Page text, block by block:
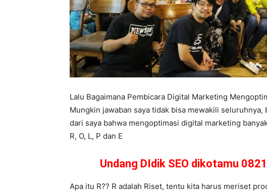
Lalu Bagaimana Pembicara Digital Marketing
Mungkin jawaban saya tidak bisa mewakili
dari saya bahwa mengoptimasi digital marketing
R, O, L, P dan E
Undang DIdik SEO dikotamu
Apa itu R?? R adalah Riset, tentu kita harus meriset